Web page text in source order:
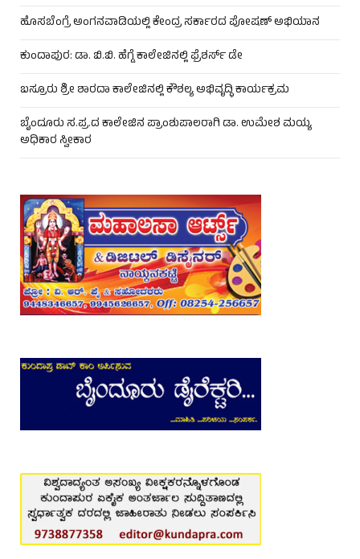
ಹೊಸಬೆಂಗ್ರೆ ಅಂಗನವಾಡಿಯಲ್ಲಿ ಕೇಂದ್ರ ಸರ್ಕಾರದ ಪೋಷಣ್ ಅಭಿಯಾನ
ಕುಂದಾಪುರ: ಡಾ. ಬಿ.ಬಿ. ಹೆಗ್ಡೆ ಕಾಲೇಜಿನಲ್ಲಿ ಫ್ರೆಶರ್ಸ್ ಡೇ
ಬಸ್ರೂರು ಶ್ರೀ ಶಾರದಾ ಕಾಲೇಜಿನಲ್ಲಿ ಕೌಶಲ್ಯ ಅಭಿವೃದ್ಧಿ ಕಾರ್ಯಕ್ರಮ
ಬೈಂದೂರು ಸ.ಪ್ರ.ದ ಕಾಲೇಜಿನ ಪ್ರಾಂಶುಪಾಲರಾಗಿ ಡಾ. ಉಮೇಶ ಮಯ್ಯ
ಅಧಿಕಾರ ಸ್ವೀಕಾರ